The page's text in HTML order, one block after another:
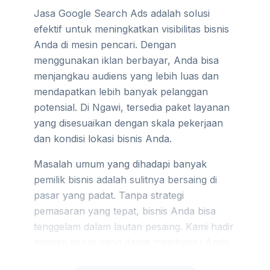
Jasa Google Search Ads adalah solusi
efektif untuk meningkatkan visibilitas bisnis
Anda di mesin pencari. Dengan
menggunakan iklan berbayar, Anda bisa
menjangkau audiens yang lebih luas dan
mendapatkan lebih banyak pelanggan
potensial. Di Ngawi, tersedia paket layanan
yang disesuaikan dengan skala pekerjaan
dan kondisi lokasi bisnis Anda.
Masalah umum yang dihadapi banyak
pemilik bisnis adalah sulitnya bersaing di
pasar yang padat. Tanpa strategi
pemasaran yang tepat, bisnis Anda bisa
tenggelam dalam lautan pesaing. Kami hadir